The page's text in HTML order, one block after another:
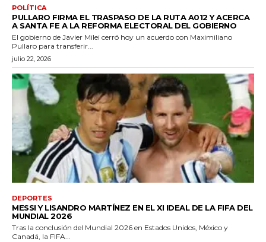
POLÍTICA
PULLARO FIRMA EL TRASPASO DE LA RUTA A012 Y ACERCA
A SANTA FE A LA REFORMA ELECTORAL DEL GOBIERNO
El gobierno de Javier Milei cerró hoy un acuerdo con Maximiliano
Pullaro para transferir...
julio 22, 2026
DEPORTES
MESSI Y LISANDRO MARTÍNEZ EN EL XI IDEAL DE LA FIFA DEL
MUNDIAL 2026
Tras la conclusión del Mundial 2026 en Estados Unidos, México y
Canadá, la FIFA...